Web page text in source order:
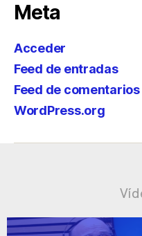
Meta
Acceder
Feed de entradas
Feed de comentarios
WordPress.org